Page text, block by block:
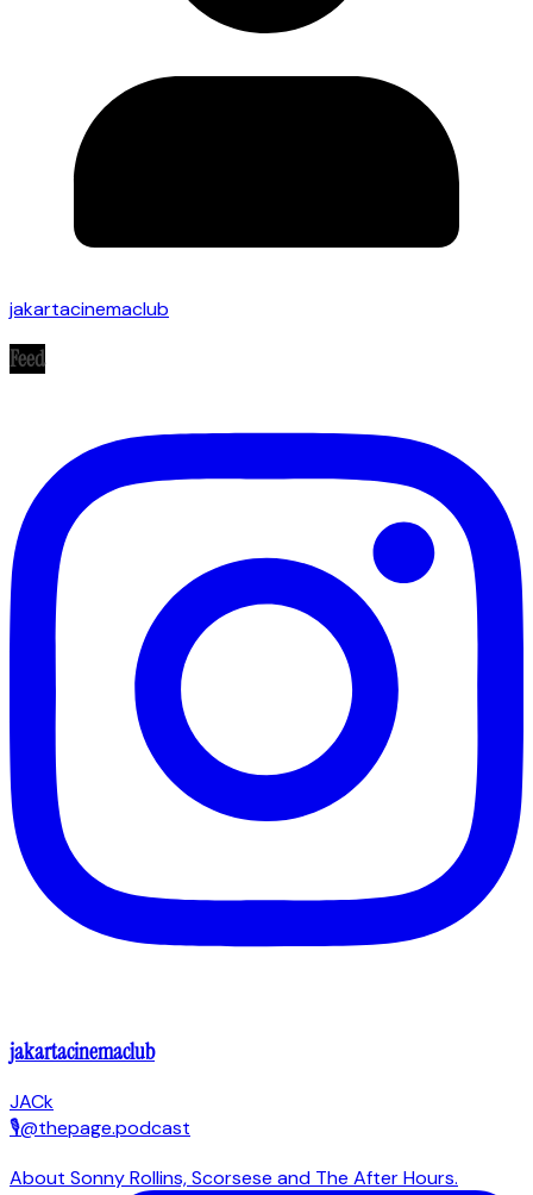
jakartacinemaclub
Feed
jakartacinemaclub
JACk
🎙@thepage.podcast
About Sonny Rollins, Scorsese and The After Hours.